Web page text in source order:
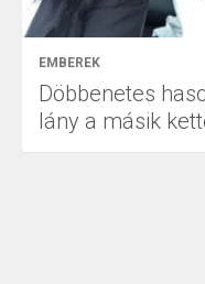
EMBEREK
Döbbenetes
lány a másik